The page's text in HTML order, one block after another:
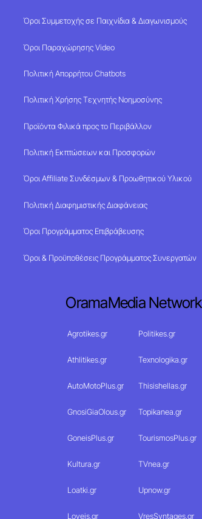
Όροι Συμμετοχής σε Παιχνίδια & Διαγωνισμούς
Όροι Παραχώρησης Video
Πολιτική Απορρήτου Chatbots
Πολιτική Χρήσης Τεχνητής Νοημοσύνης
Προϊόντα Φιλικά προς το Περιβάλλον
Πολιτική Εκπτώσεων και Προσφορών
Όροι Affiliate Συνδέσμων & Προωθητικού Υλικού
Πολιτική Διαφημιστικής Διαφάνειας
Όροι Προγράμματος Επιβράβευσης
Όροι & Προϋποθέσεις Προγράμματος Συνεργατών
OramaMedia Network
Agrotikes.gr Politikes.gr
Athlitikes.gr Texnologika.gr
AutoMotoPlus.gr Thisishellas.gr
GnosiGiaOlous.gr Topikanea.gr
GoneisPlus.gr TourismosPlus.gr
Kultura.gr TVnea.gr
Loatki.gr Upnow.gr
Loveis.gr VresSyntages.gr